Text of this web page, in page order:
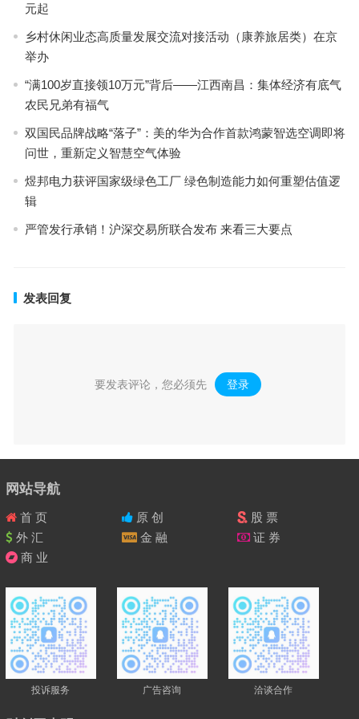
元起
乡村休闲业态高质量发展交流对接活动（康养旅居类）在京
举办
“满100岁直接领10万元”背后——江西南昌：集体经济有底气
农民兄弟有福气
双国民品牌战略“落子”：美的华为合作首款鸿蒙智选空调即将
问世，重新定义智慧空气体验
煜邦电力获评国家级绿色工厂 绿色制造能力如何重塑估值逻
辑
严管发行承销！沪深交易所联合发布 来看三大要点
发表回复
要发表评论，您必须先 登录 。
网站导航
首 页 原 创
股 票
外 汇
金 融
证 券
商 业
投诉服务 广告咨询 洽谈合作